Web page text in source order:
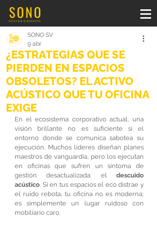
¿ESTRATEGIAS QUE SE
PIERDEN EN ESPACIOS
OBSOLETOS? EL ACTIVO
ACÚSTICO QUE TU OFICINA
EXIGE
SONO SV
9 abr
En el ecosistema corporativo actual, una
visión brillante no es suficiente si el
entorno donde se comunica sabotea su
ejecución. Muchos líderes diseñan planes
maestros de vanguardia, pero los ejecutan
en oficinas que sufren un síntoma de
gestión desactualizada: el descuido
acústico. Si en tus espacios el eco distrae y
el ruido rebota, tu oficina no es moderna;
es simplemente un lugar ruidoso con
mobiliario caro.